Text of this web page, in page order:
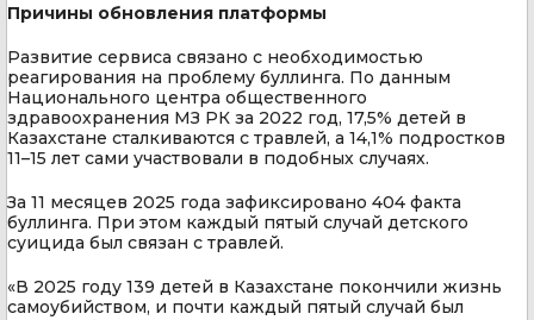
Причины обновления платформы
Развитие сервиса связано с необходимостью
реагирования на проблему буллинга. По данным
Национального центра общественного
здравоохранения МЗ РК за 2022 год, 17,5% детей в
Казахстане сталкиваются с травлей, а 14,1% подростков
11–15 лет сами участвовали в подобных случаях.
За 11 месяцев 2025 года зафиксировано 404 факта
буллинга. При этом каждый пятый случай детского
суицида был связан с травлей.
«В 2025 году 139 детей в Казахстане покончили жизнь
самоубийством, и почти каждый пятый случай был